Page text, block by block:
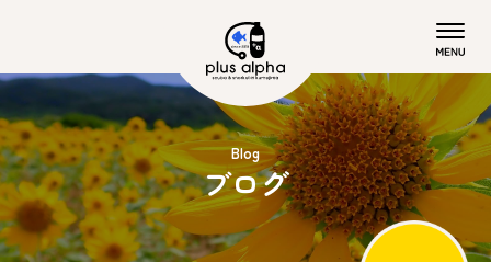
Blog
ブログ